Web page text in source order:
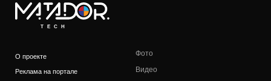
TECH
О проекте
Реклама на портале
Фото
Видео